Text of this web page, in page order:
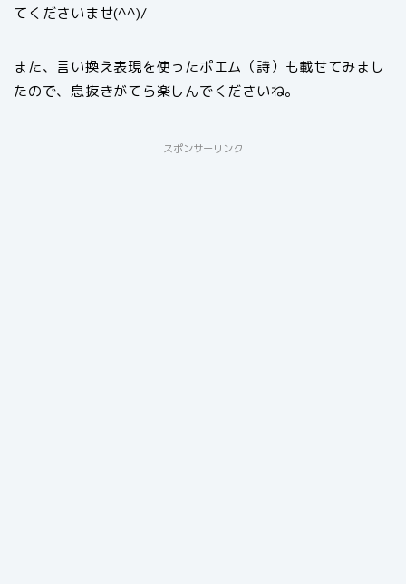
てくださいませ(^^)/
また、言い換え表現を使ったポエム（詩）も載せてみまし
たので、息抜きがてら楽しんでくださいね。
スポンサーリンク